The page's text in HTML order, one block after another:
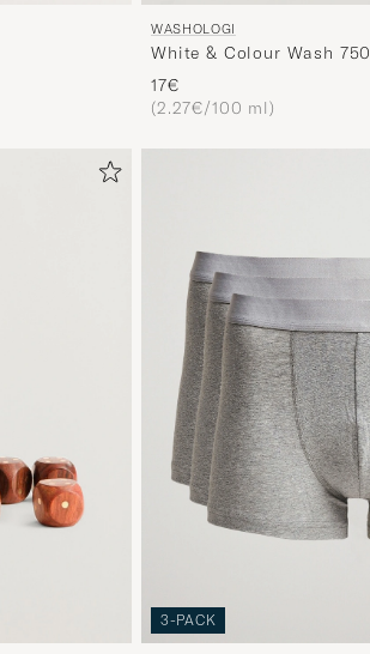
WASHOLOGI
White & Colour Wash
17€
(2.27€/100 ml)
3-PACK